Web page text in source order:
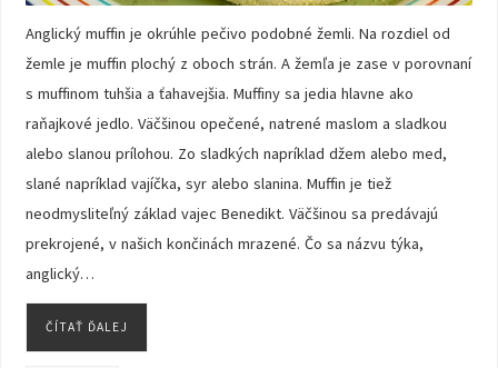
Anglický muffin je okrúhle pečivo podobné žemli. Na rozdiel od
žemle je muffin plochý z oboch strán. A žemľa je zase v porovnaní
s muffinom tuhšia a ťahavejšia. Muffiny sa jedia hlavne ako
raňajkové jedlo. Väčšinou opečené, natrené maslom a sladkou
alebo slanou prílohou. Zo sladkých napríklad džem alebo med,
slané napríklad vajíčka, syr alebo slanina. Muffin je tiež
neodmysliteľný základ vajec Benedikt. Väčšinou sa predávajú
prekrojené, v našich končinách mrazené. Čo sa názvu týka,
anglický…
ČÍTAŤ ĎALEJ